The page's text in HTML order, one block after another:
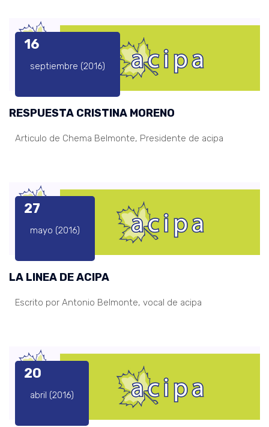
16
septiembre (2016)
RESPUESTA CRISTINA MORENO
Articulo de Chema Belmonte, Presidente de acipa
27
mayo (2016)
LA LINEA DE ACIPA
Escrito por Antonio Belmonte, vocal de acipa
20
abril (2016)